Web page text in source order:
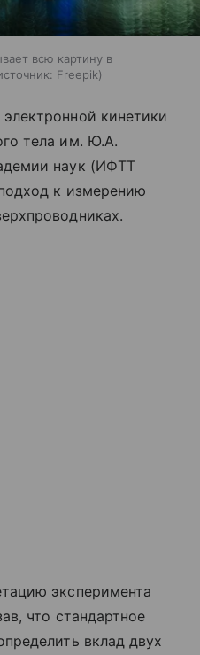
всю картину в
Freepik
кинетики
тела им. Ю.А.
наук (ИФТТ
к измерению
эксперимента
что стандартное
вклад двух